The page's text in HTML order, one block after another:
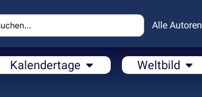
Alle Autoren
Kalendertage Weltbild